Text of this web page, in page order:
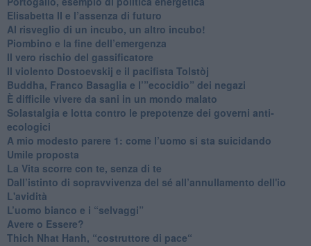
​Elisabetta II e l’assenza di futuro
Al risveglio di un incubo, un altro incubo!
​Piombino e la fine dell’emergenza
​Il vero rischio del gassificatore
​Il violento Dostoevskij e il pacifista Tolstòj
​Buddha, Franco Basaglia e l’”ecocidio” dei negazi
​È difficile vivere da sani in un mondo malato
Solastalgia e lotta contro le prepotenze dei governi anti-
ecologici
​A mio modesto parere 1: come l’uomo si sta suicidando
​Umile proposta
​La Vita scorre con te, senza di te
​Dall’istinto di sopravvivenza del sé all’annullamento dell'io
L'avidità
​L’uomo bianco e i “selvaggi”
​Avere o Essere?
​Thich Nhat Hanh, “costruttore di pace“